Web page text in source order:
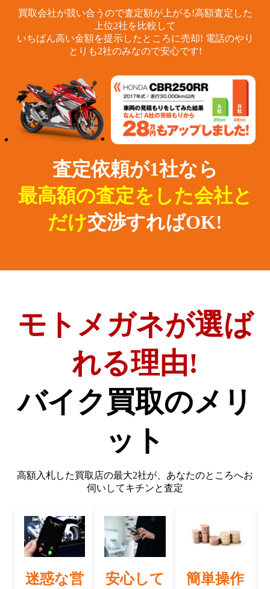
買取会社が競い合うので査定額が上がる!高額査定した
上位2社を比較して
いちばん高い金額を提示したところに売却! 電話のやり
とりも2社のみなので安心です!
査定依頼が1社なら
最高額の査定をした会社と
だけ交渉すればOK!
モトメガネが選ば
れる理由!
バイク買取のメリ
ット
高額入札した買取店の最大2社が、 あなたのところへお
伺いしてキチンと査定
迷惑な営
安心して
簡単操作